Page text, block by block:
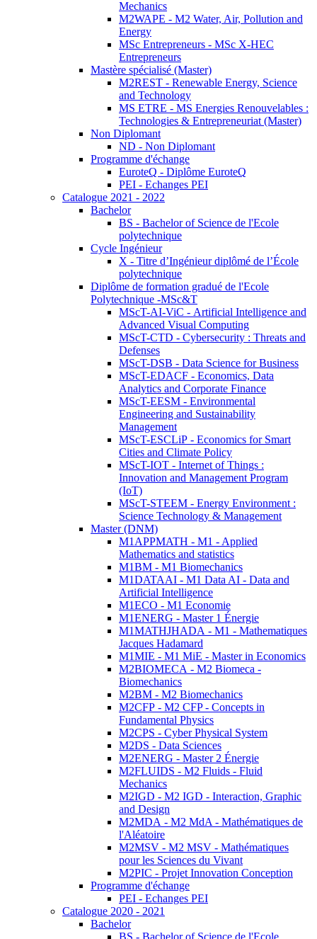
Mechanics
M2WAPE - M2 Water, Air, Pollution and
Energy
MSc Entrepreneurs - MSc X-HEC
Entrepreneurs
Mastère spécialisé (Master)
M2REST - Renewable Energy, Science
and Technology
MS ETRE - MS Energies Renouvelables :
Technologies & Entrepreneuriat (Master)
Non Diplomant
ND - Non Diplomant
Programme d'échange
EuroteQ - Diplôme EuroteQ
PEI - Echanges PEI
Catalogue 2021 - 2022
Bachelor
BS - Bachelor of Science de l'Ecole
polytechnique
Cycle Ingénieur
X - Titre d’Ingénieur diplômé de l’École
polytechnique
Diplôme de formation gradué de l'Ecole
Polytechnique -MSc&T
MScT-AI-ViC - Artificial Intelligence and
Advanced Visual Computing
MScT-CTD - Cybersecurity : Threats and
Defenses
MScT-DSB - Data Science for Business
MScT-EDACF - Economics, Data
Analytics and Corporate Finance
MScT-EESM - Environmental
Engineering and Sustainability
Management
MScT-ESCLiP - Economics for Smart
Cities and Climate Policy
MScT-IOT - Internet of Things :
Innovation and Management Program
(IoT)
MScT-STEEM - Energy Environment :
Science Technology & Management
Master (DNM)
M1APPMATH - M1 - Applied
Mathematics and statistics
M1BM - M1 Biomechanics
M1DATAAI - M1 Data AI - Data and
Artificial Intelligence
M1ECO - M1 Economie
M1ENERG - Master 1 Énergie
M1MATHJHADA - M1 - Mathematiques
Jacques Hadamard
M1MIE - M1 MiE - Master in Economics
M2BIOMECA - M2 Biomeca -
Biomechanics
M2BM - M2 Biomechanics
M2CFP - M2 CFP - Concepts in
Fundamental Physics
M2CPS - Cyber Physical System
M2DS - Data Sciences
M2ENERG - Master 2 Énergie
M2FLUIDS - M2 Fluids - Fluid
Mechanics
M2IGD - M2 IGD - Interaction, Graphic
and Design
M2MDA - M2 MdA - Mathématiques de
l'Aléatoire
M2MSV - M2 MSV - Mathématiques
pour les Sciences du Vivant
M2PIC - Projet Innovation Conception
Programme d'échange
PEI - Echanges PEI
Catalogue 2020 - 2021
Bachelor
BS - Bachelor of Science de l'Ecole